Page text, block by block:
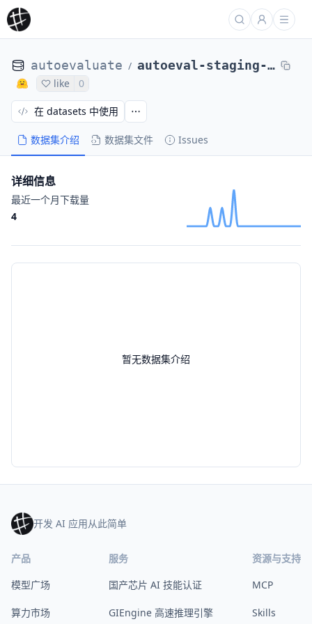
autoevaluate / autoeval-staging-eval-project-b370e4e6-7784986
like 0
数据集介绍 数据集文件 Issues
在 datasets 中使用
暂无数据集介绍
详细信息
最近一个月下载量
4
开发 AI 应用从此简单
产品
模型广场
算力市场
服务
国产芯片 AI 技能认证
GIEngine 高速推理引擎
资源与支持
MCP
Skills